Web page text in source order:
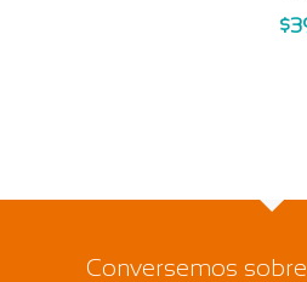
$
Conversemos